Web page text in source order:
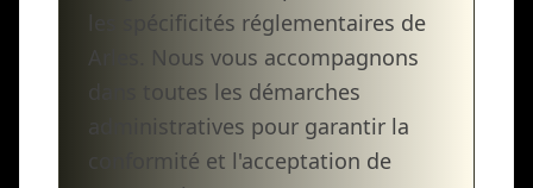
les spécificités réglementaires de
Arles. Nous vous accompagnons
dans toutes les démarches
administratives pour garantir la
conformité et l'acceptation de